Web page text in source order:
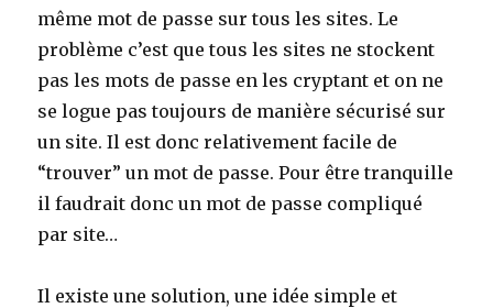
même mot de passe sur tous les sites. Le
problème c’est que tous les sites ne stockent
pas les mots de passe en les cryptant et on ne
se logue pas toujours de manière sécurisé sur
un site. Il est donc relativement facile de
“trouver” un mot de passe. Pour être tranquille
il faudrait donc un mot de passe compliqué
par site…
Il existe une solution, une idée simple et